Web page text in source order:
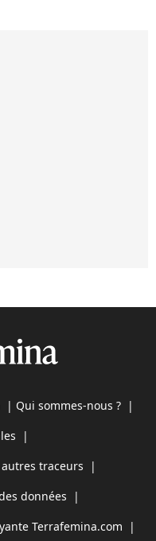
| Qui sommes-nous ? |
|
traceurs |
données |
Terrafemina.com |